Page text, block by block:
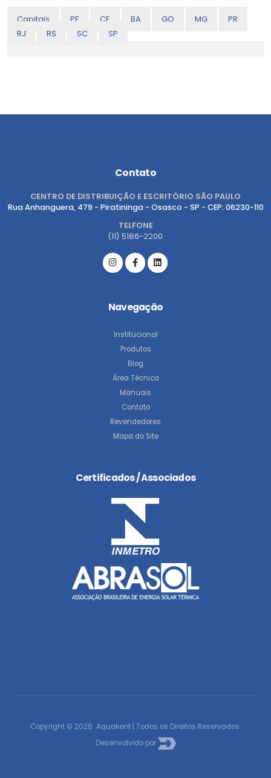
Capitais PE CE BA GO MG
PR
RJ
RS SC SP
Contato
CENTRO DE DISTRIBUIÇÃO E ESCRITÓRIO SÃO PAULO
Rua Anhanguera, 479 - Piratininga - Osasco - SP - CEP: 06230-110
TELFONE
(11) 5186-2200
Navegação
Institucional
Produtos
Blog
Área Técnica
Manuais
Contato
Revendedores
Mapa do Site
Certificados / Associados
Copyright © 2026 Aquakent | Todos os Direitos Reservados.
Desenvolvido por